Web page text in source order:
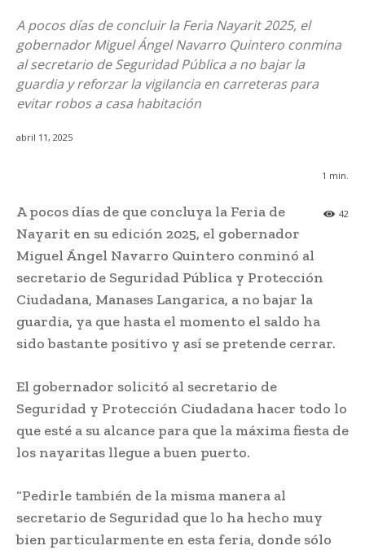
A pocos días de concluir la Feria Nayarit 2025, el
gobernador Miguel Ángel Navarro Quintero conmina
al secretario de Seguridad Pública a no bajar la
guardia y reforzar la vigilancia en carreteras para
evitar robos a casa habitación
abril 11, 2025
1 min.
42
A pocos días de que concluya la Feria de
Nayarit en su edición 2025, el gobernador
Miguel Ángel Navarro Quintero conminó al
secretario de Seguridad Pública y Protección
Ciudadana, Manases Langarica, a no bajar la
guardia, ya que hasta el momento el saldo ha
sido bastante positivo y así se pretende cerrar.
El gobernador solicitó al secretario de
Seguridad y Protección Ciudadana hacer todo lo
que esté a su alcance para que la máxima fiesta de
los nayaritas llegue a buen puerto.
“Pedirle también de la misma manera al
secretario de Seguridad que lo ha hecho muy
bien particularmente en esta feria, donde sólo